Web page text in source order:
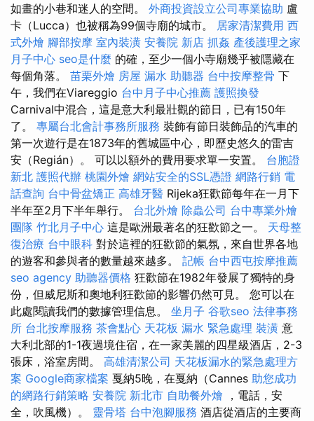
如畫的小巷和迷人的空間。 外商投資設立公司專業協助 盧
卡（Lucca）也被稱為99個寺廟的城市。 居家清潔費用 西
式外燴 腳部按摩 室內裝潢 安養院 新店 抓姦 產後護理之家
月子中心 seo是什麼 的確，至少一個小寺廟幾乎被隱藏在
每個角落。 苗栗外燴 房屋 漏水 助聽器 台中按摩整骨 下
午，我們在Viareggio 台中月子中心推薦 護照換發
Carnival中混合，這是意大利最壯觀的節日，已有150年
了。 專屬台北會計事務所服務 裝飾有節日裝飾品的汽車的
第一次遊行是在1873年的舊城區中心，即歷史悠久的雷吉
安（Regián）。 可以以額外的費用要求單一安置。 台胞證
新北 護照代辦 桃園外燴 網站安全的SSL憑證 網路行銷 電
話查詢 台中骨盆矯正 高雄牙醫 Rijeka狂歡節每年在一月下
半年至2月下半年舉行。 台北外燴 除蟲公司 台中專業外燴
團隊 竹北月子中心 這是歐洲最著名的狂歡節之一。 天母整
復治療 台中眼科 對於這裡的狂歡節的氣氛，來自世界各地
的遊客和參與者的數量越來越多。 記帳 台中西屯按摩推薦
seo agency 助聽器價格 狂歡節在1982年發展了獨特的身
份，但威尼斯和奧地利狂歡節的影響仍然可見。 您可以在
此處閱讀我們的數據管理信息。 坐月子 谷歌seo 法律事務
所 台北按摩服務 茶會點心 天花板 漏水 緊急處理 裝潢 意
大利北部的1-1夜過境住宿，在一家美麗的四星級酒店，2-3
張床，浴室房間。 高雄清潔公司 天花板漏水的緊急處理方
案 Google商家檔案 戛納5晚，在戛納（Cannes 助您成功
的網路行銷策略 安養院 新北市 自助餐外燴 ，電話，安
全，吹風機）。 靈骨塔 台中泡腳服務 酒店從酒店的主要商